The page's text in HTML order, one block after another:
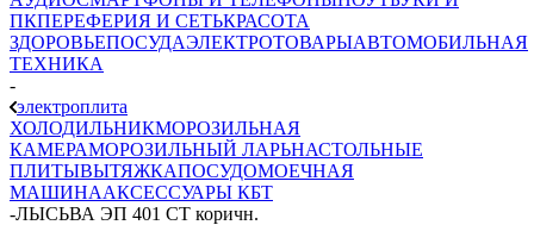
ПКПЕРЕФЕРИЯ И СЕТЬКРАСОТА
ЗДОРОВЬЕПОСУДАЭЛЕКТРОТОВАРЫАВТОМОБИЛЬНАЯ
ТЕХНИКА
-
электроплита
ХОЛОДИЛЬНИКМОРОЗИЛЬНАЯ
КАМЕРАМОРОЗИЛЬНЫЙ ЛАРЬНАСТОЛЬНЫЕ
ПЛИТЫВЫТЯЖКАПОСУДОМОЕЧНАЯ
МАШИНААКСЕССУАРЫ КБТ
-ЛЫСЬВА ЭП 401 СТ коричн.